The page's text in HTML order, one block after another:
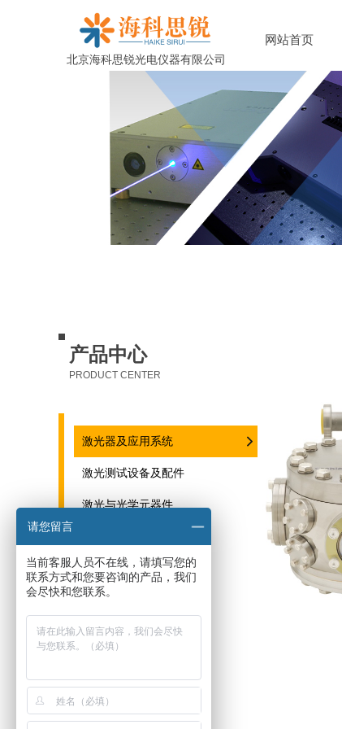
网站首页
北京海科思锐光电仪器有限公司
京海科思锐光电仪器有限公司
产品中心
PRODUCT CENTER
激光器及应用系统
激光测试设备及配件
激光与光学元器件
光机械
THz系统与器件
激光器驱动电源
请您留言
当前客服人员不在线，请填写您的
联系方式和您要咨询的产品，我们
会尽快和您联系。